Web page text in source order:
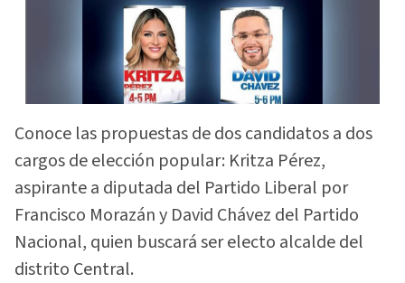
Conoce las propuestas de dos candidatos a dos
cargos de elección popular: Kritza Pérez,
aspirante a diputada del Partido Liberal por
Francisco Morazán y David Chávez del Partido
Nacional, quien buscará ser electo alcalde del
distrito Central.